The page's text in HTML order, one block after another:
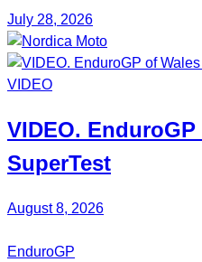
July 28, 2026
VIDEO
VIDEO. EnduroGP
SuperTest
August 8, 2026
EnduroGP